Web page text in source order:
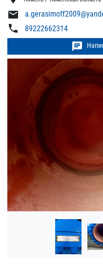
mail
phone 89222662314
chat